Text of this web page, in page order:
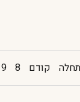
קודם 8
9